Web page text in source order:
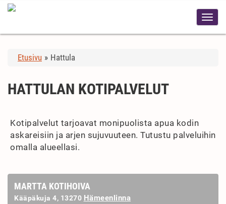
Etusivu » Hattula
HATTULAN KOTIPALVELUT
Kotipalvelut tarjoavat monipuolista apua kodin
askareisiin ja arjen sujuvuuteen. Tutustu palveluihin
omalla alueellasi.
MARTTA KOTIHOIVA
Kääpäkuja 4, 13270 Hämeenlinna